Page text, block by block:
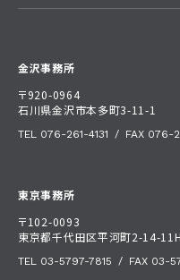
金沢事務所
〒920-0964
石川県金沢市本多町3-11-1
TEL 076-261-4131 / FAX 076-
東京事務所
〒102-0093
東京都千代田区平河町2-14-
TEL 03-5797-7815 / FAX 03-